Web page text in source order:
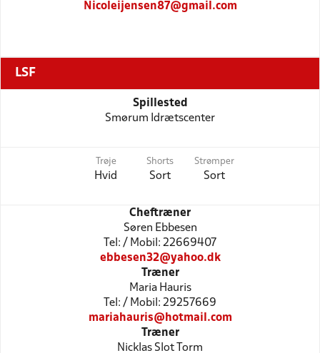
Nicoleijensen87@gmail.com
LSF
Spillested
Smørum Idrætscenter
Trøje
Hvid
Shorts
Sort
Strømper
Sort
Cheftræner
Søren Ebbesen
Tel: / Mobil: 22669407
ebbesen32@yahoo.dk
Træner
Maria Hauris
Tel: / Mobil: 29257669
mariahauris@hotmail.com
Træner
Nicklas Slot Torm